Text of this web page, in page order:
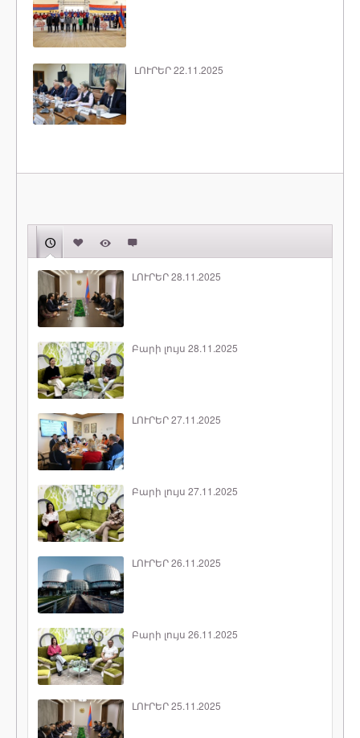
ԼՈՒՐԵՐ 22.11.2025
ԼՈՒՐԵՐ 28.11.2025
Բարի լույս 28.11.2025
ԼՈՒՐԵՐ 27.11.2025
Բարի լույս 27.11.2025
ԼՈՒՐԵՐ 26.11.2025
Բարի լույս 26.11.2025
ԼՈՒՐԵՐ 25.11.2025